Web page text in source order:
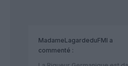
MadameLagardeduFMI a
commenté :